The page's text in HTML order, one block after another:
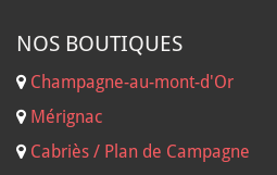
NOS BOUTIQUES
Champagne-au-mont-d'Or
Mérignac
Cabriès / Plan de Campagne